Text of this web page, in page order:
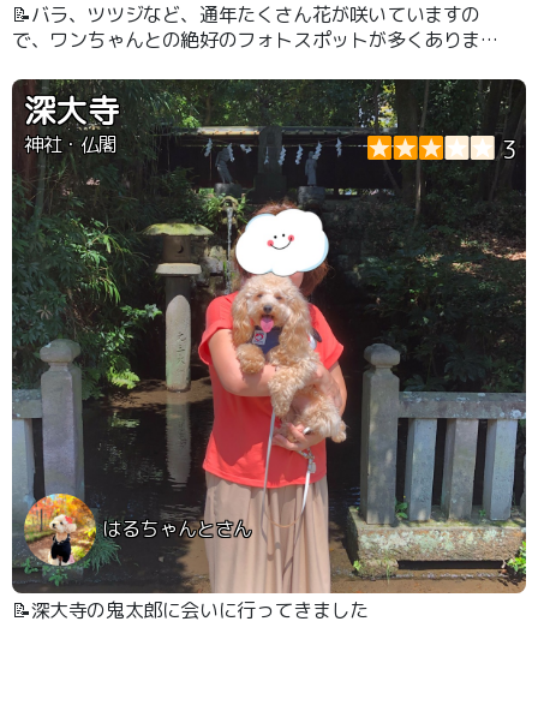
📝バラ、ツツジなど、通年たくさん花が咲いていますの
で、ワンちゃんとの絶好のフォトスポットが多くありま
深大寺
神社・仏閣 3
はるちゃんとさん
📝深大寺の鬼太郎に会いに行ってきました